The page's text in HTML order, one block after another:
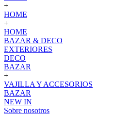
+
HOME
+
HOME
BAZAR & DECO
EXTERIORES
DECO
BAZAR
+
VAJILLA Y ACCESORIOS
BAZAR
NEW IN
Sobre nosotros